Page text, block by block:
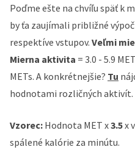
Poďme ešte na chvíľu späť k
by ťa zaujímali približné
respektíve vstupov. Veľmi
Mierna aktivita = 3.0 - 5.9
METs. A konkrétnejšie? Tu
hodnotami rozličných aktivít.
Vzorec: Hodnota MET x3.5x
spálené kalórie za minútu.